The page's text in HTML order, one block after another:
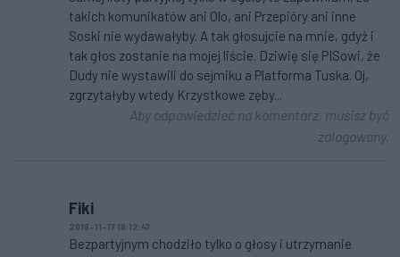
takich komunikatów ani Olo, ani Przepióry ani inne
Soski nie wydawałyby. A tak głosujcie na mnie, gdyż i
tak głos zostanie na mojej liście. Dziwię się PISowi, że
Dudy nie wystawili do sejmiku a Platforma Tuska. Oj,
zgrzytałyby wtedy Krzystkowe zęby...
Aby odpowiedzieć na komentarz, musisz być
zalogowany.
Fiki
2018-11-17 18:12:47
Bezpartyjnym chodziło tylko o głosy i utrzymanie